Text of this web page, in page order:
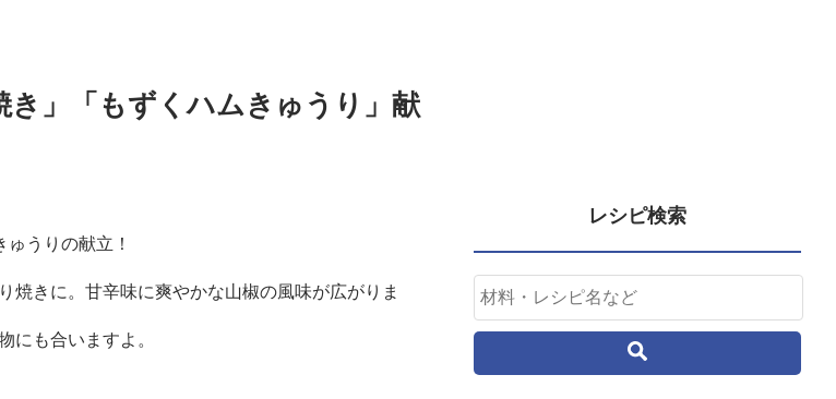
き」「もずくハムきゅうり」献
うりの献立！
焼きに。甘辛味に爽やかな山椒の風味が広がりま
にも合いますよ。
レシピ検索